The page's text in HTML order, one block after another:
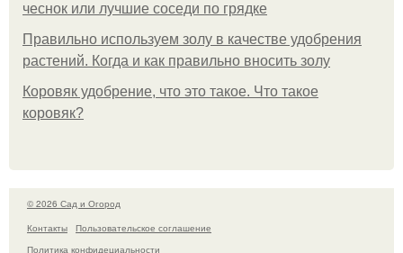
чеснок или лучшие соседи по грядке
Правильно используем золу в качестве удобрения
растений. Когда и как правильно вносить золу
Коровяк удобрение, что это такое. Что такое
коровяк?
© 2026 Сад и Огород
Контакты
Пользовательское соглашение
Политика конфидециальности